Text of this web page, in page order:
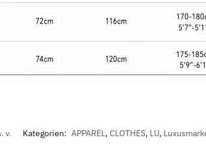
v. Kategorien: APPAREL, CLOTHES, LU,